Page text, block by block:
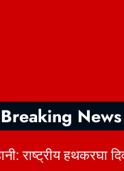
Breaking News
| 2. धागों में छिपी कहानी: राष्ट्रीय हथकरघा दिवस 2026 और भारत की बुनाई विरासत | KhabarForYou